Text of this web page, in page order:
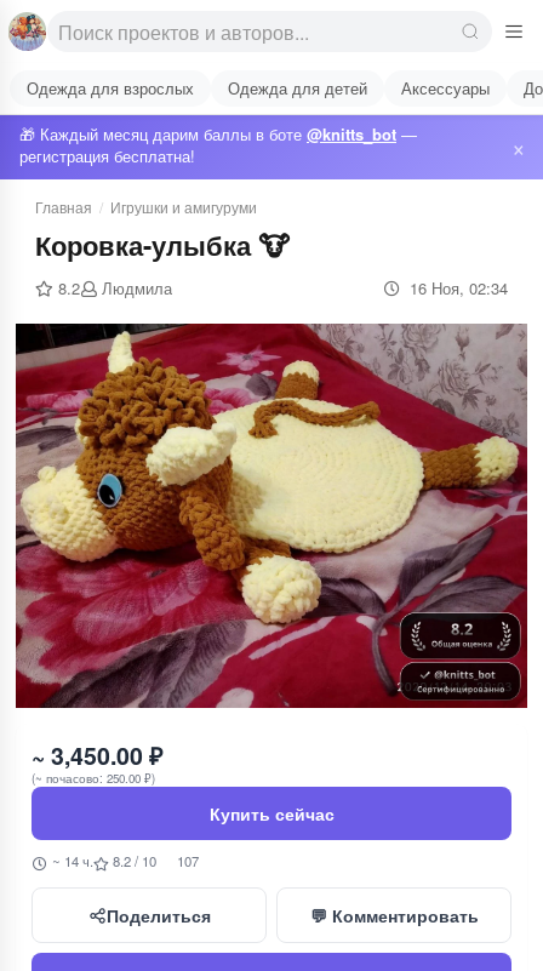
Одежда для взрослых Одежда для детей Аксессуары
🎁 Каждый месяц дарим баллы в боте @knitts_bot —
регистрация бесплатна!
×
Главная / Игрушки и амигуруми
Коровка-улыбка 🐮
8.2 Людмила 16 Ноя, 02:34
~ 3,450.00 ₽
(~ почасово: 250.00 ₽)
Купить сейчас
~ 14 ч. 8.2 / 10 107
Поделиться 💬 Комментировать